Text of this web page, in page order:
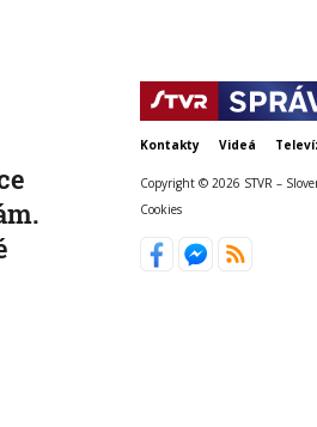
Kontakty Videá
Copyright © 2026 STVR –
Cookies